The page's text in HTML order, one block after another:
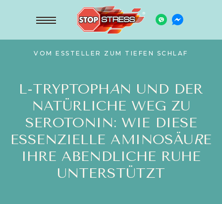
VOM ESSTELLER ZUM TIEFEN SCHLAF
L-TRYPTOPHAN UND DER
NATÜRLICHE WEG ZU
SEROTONIN: WIE DIESE
ESSENZIELLE AMINOSÄURE
IHRE ABENDLICHE RUHE
UNTERSTÜTZT